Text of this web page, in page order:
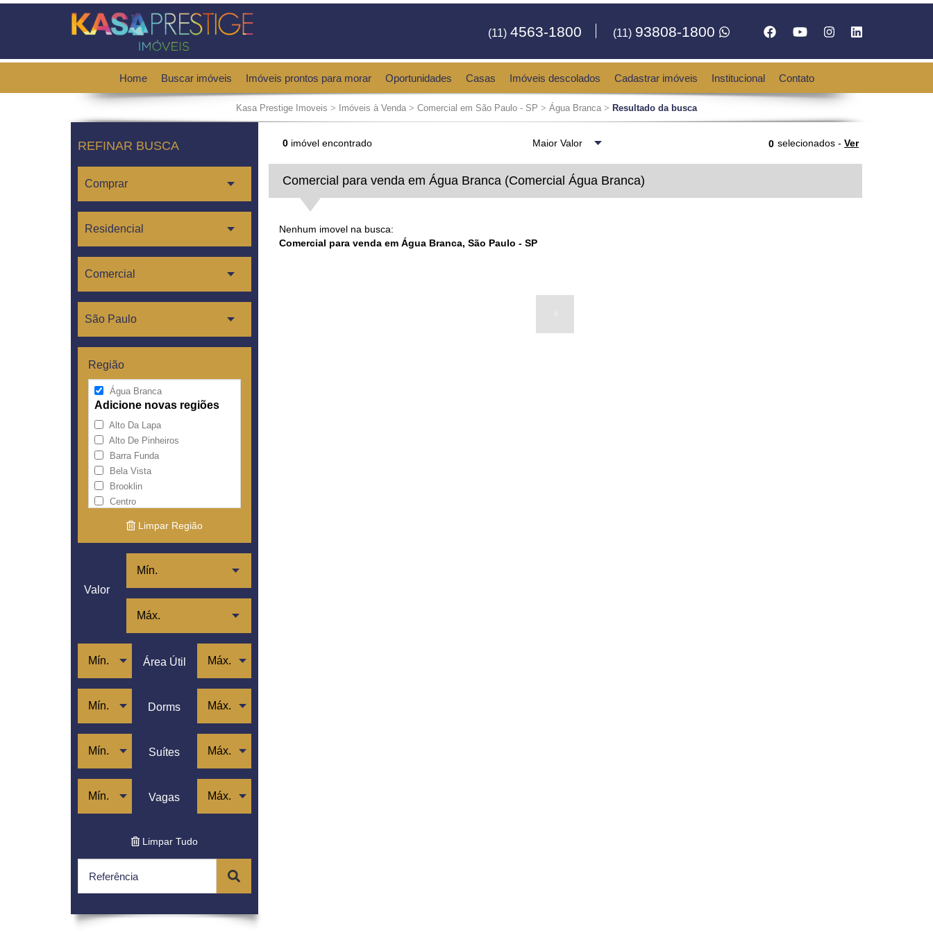
(11) 4563-1800 (11) 93808-1800
Home Buscar imóveis Imóveis prontos para morar Oportunidades Casas Imóveis descolados Cadastrar imóveis Institucional Contato
Kasa Prestige Imoveis > Imóveis à Venda > Comercial em São Paulo - SP > Água Branca > Resultado da busca
REFINAR BUSCA
Região
Água Branca
Adicione novas regiões
Alto Da Lapa
Alto De Pinheiros
Barra Funda
Bela Vista
Brooklin
Centro
Consolação
Itaim Bibi
Jardim Europa
Jardim Paulista
Sumaré
Vila Madalena
Limpar Região
Valor
Área Útil
Dorms
Suítes
Vagas
Limpar Tudo
0 imóvel encontrado 0 selecionados - Ver
Comercial para venda em Água Branca (Comercial Água Branca)
Nenhum imovel na busca:
Comercial para venda em Água Branca, São Paulo - SP